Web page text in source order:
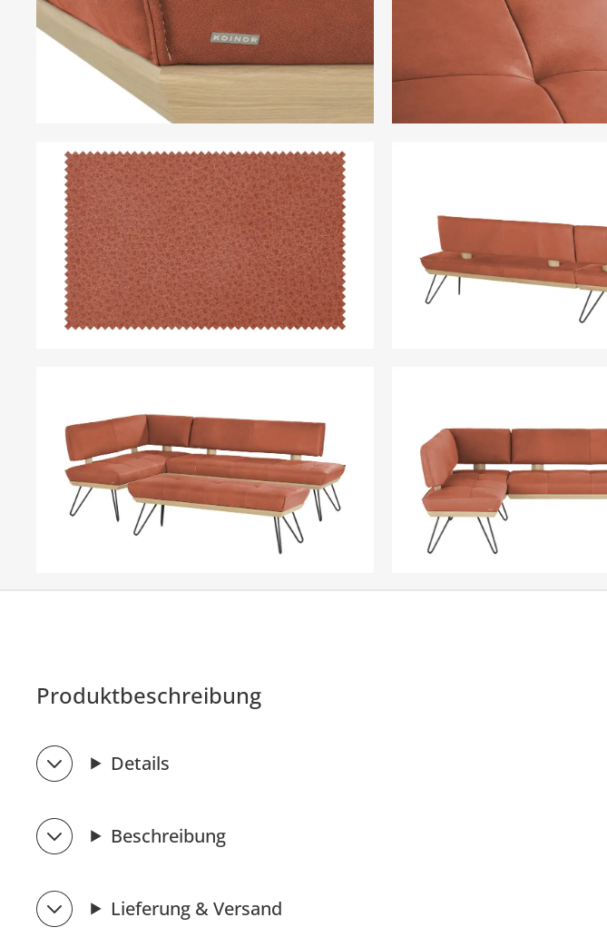
Produktbeschreibung
Details
Beschreibung
Lieferung & Versand